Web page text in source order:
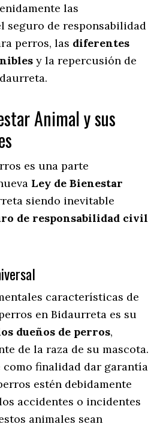
las
seguro de responsabilidad
perros, las diferentes
y la repercusión de
Animal y sus
es una parte
Ley de Bienestar
siendo inevitable
de responsabilidad civil
características de
en Bidaurreta es su
dueños de perros,
de la raza de su mascota.
como finalidad dar garantía
estén debidamente
accidentes o incidentes
animales sean